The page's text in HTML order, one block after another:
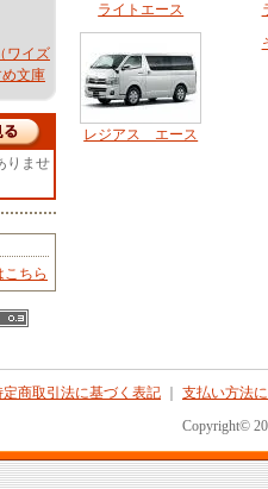
ワイズ
文庫
りませ
こちら
ライトエース
レジアス エース
定商取引法に基づく表記
支払い方法
Copyright©